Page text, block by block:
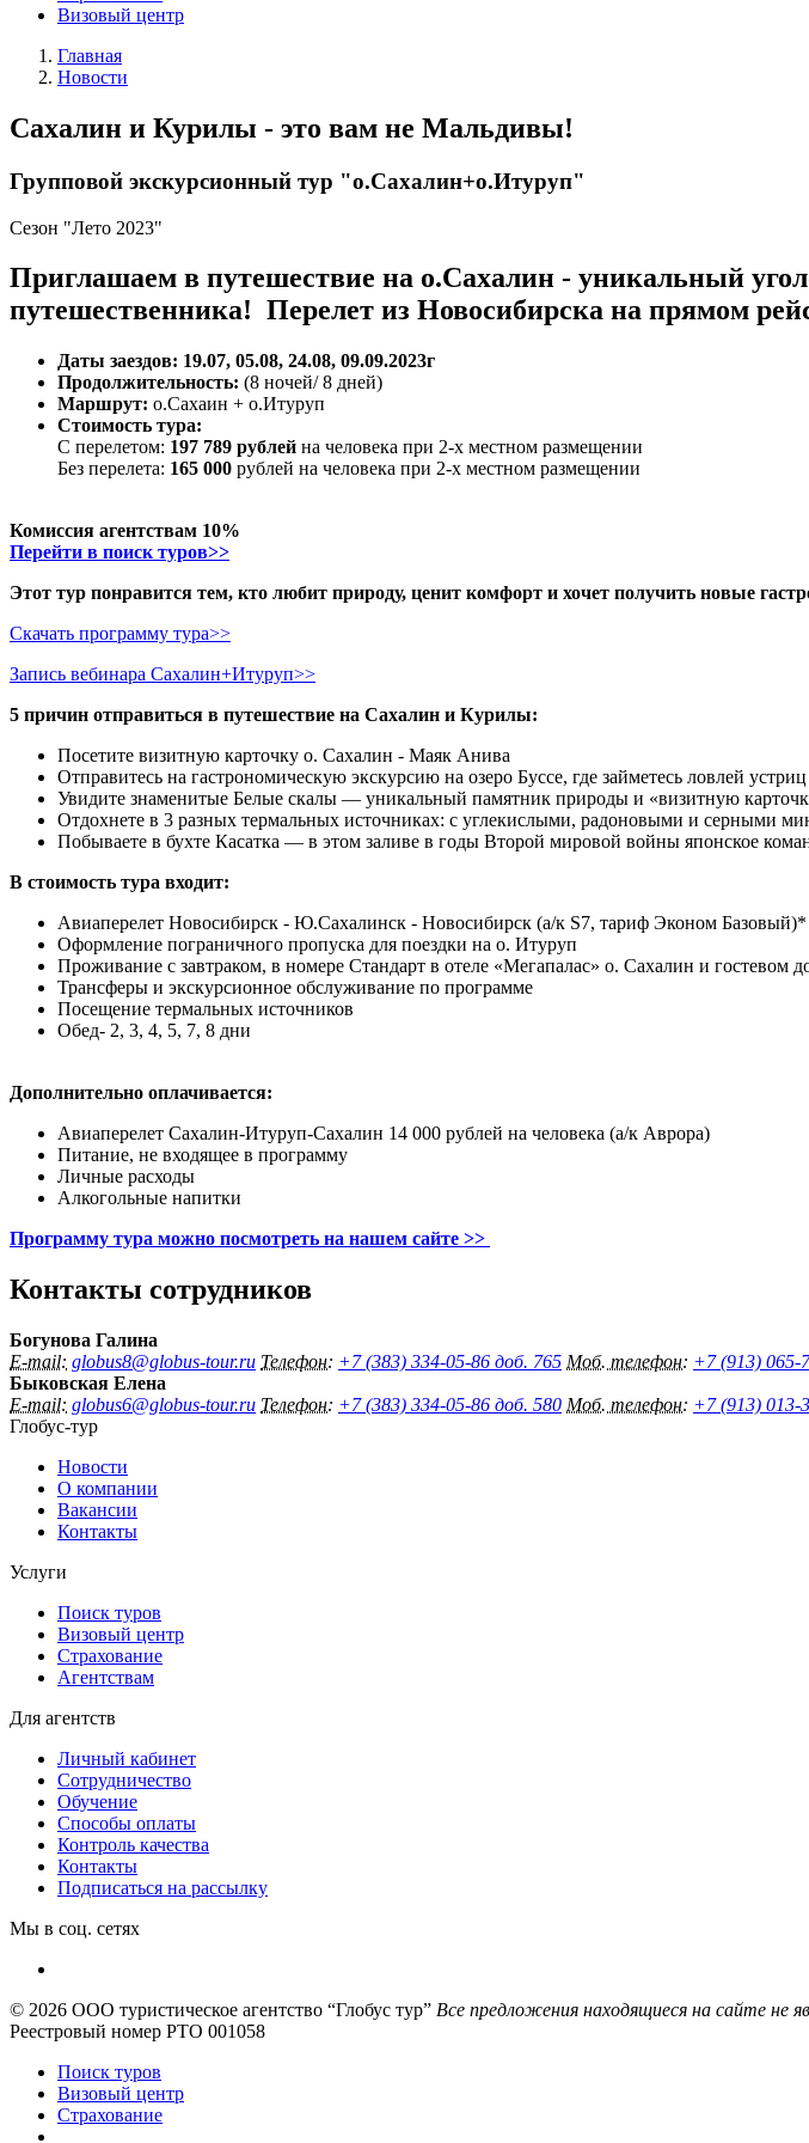
Визовый центр
Главная
Новости
Сахалин и Курилы - это вам не Мальдивы!
Групповой экскурсионный тур "о.Сахалин+о.Итуруп"
Сезон "Лето 2023"
Приглашаем в путешествие на о.Сахалин - уникальный
путешественника! Перелет из Новосибирска на прямом
Даты заездов: 19.07, 05.08, 24.08, 09.09.2023г
Продолжительность: (8 ночей/ 8 дней)
Маршрут: о.Сахаин + о.Итуруп
Стоимость тура:
С перелетом: 197 789 рублей на человека при 2-х местном размещении
Без перелета: 165 000 рублей на человека при 2-х местном размещении
Комиссия агентствам 10%
Перейти в поиск туров>>
Этот тур понравится тем, кто любит природу, ценит комфорт и хочет получить новые
Скачать программу тура>>
Запись вебинара Сахалин+Итуруп>>
5 причин отправиться в путешествие на Сахалин и Курилы:
Посетите визитную карточку о. Сахалин - Маяк Анива
Отправитесь на гастрономическую экскурсию на озеро Буссе, где займетесь ловлей устриц
Увидите знаменитые Белые скалы — уникальный памятник природы и «визитную
Отдохнете в 3 разных термальных источниках: с углекислыми, радоновыми и серными
Побываете в бухте Касатка — в этом заливе в годы Второй мировой войны японское
В стоимость тура входит:
Авиаперелет Новосибирск - Ю.Сахалинск - Новосибирск (а/к S7, тариф Эконом Базовый)*
Оформление пограничного пропуска для поездки на о. Итуруп
Проживание с завтраком, в номере Стандарт в отеле «Мегапалас» о. Сахалин и гостевом
Трансферы и экскурсионное обслуживание по программе
Посещение термальных источников
Обед- 2, 3, 4, 5, 7, 8 дни
Дополнительно оплачивается:
Авиаперелет Сахалин-Итуруп-Сахалин 14 000 рублей на человека (а/к Аврора)
Питание, не входящее в программу
Личные расходы
Алкогольные напитки
Программу тура можно посмотреть на нашем сайте >>
Контакты сотрудников
Богунова Галина
E-mail: globus8@globus-tour.ru Телефон: +7 (383) 334-05-86 доб. 765 Моб. телефон: +7 (913) 065-
Быковская Елена
E-mail: globus6@globus-tour.ru Телефон: +7 (383) 334-05-86 доб. 580 Моб. телефон: +7 (913) 013-
Глобус-тур
Новости
О компании
Вакансии
Контакты
Услуги
Поиск туров
Визовый центр
Страхование
Агентствам
Для агентств
Личный кабинет
Сотрудничество
Обучение
Способы оплаты
Контроль качества
Контакты
Подписаться на рассылку
Мы в соц. сетях
© 2026 ООО туристическое агентство “Глобус тур” Все предложения находящиеся на сайте не
Реестровый номер РТО 001058
Поиск туров
Визовый центр
Страхование